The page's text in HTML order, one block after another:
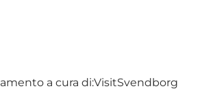
a cura di:VisitSvendborg